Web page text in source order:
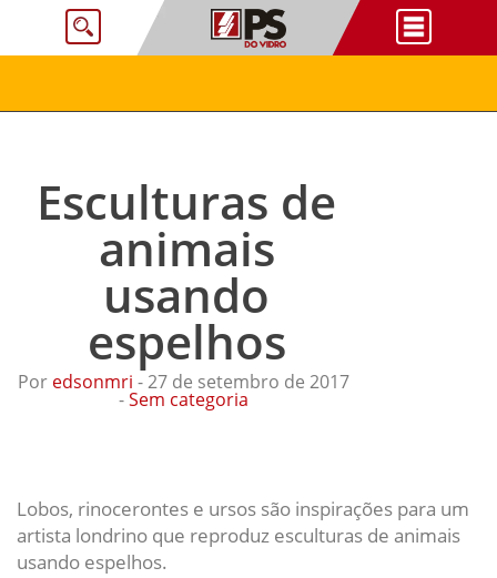
Esculturas de
animais
usando
espelhos
Por edsonmri - 27 de setembro de 2017
-Sem categoria
Lobos, rinocerontes e ursos são inspirações para um
artista londrino que reproduz esculturas de animais
usando espelhos.